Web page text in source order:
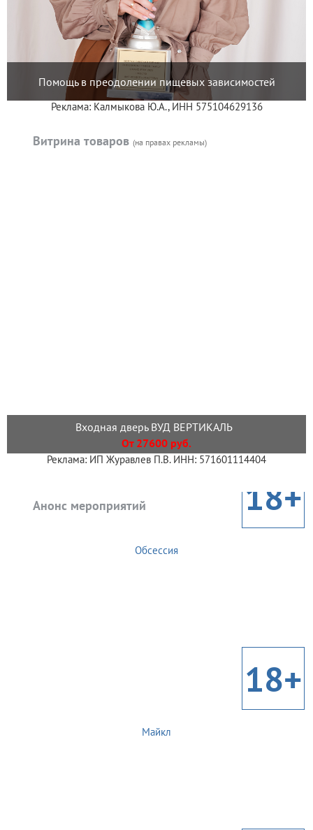
Помощь в преодолении пищевых зависимостей
Реклама: Калмыкова Ю.А., ИНН 575104629136
Витрина товаров (на правах рекламы)
Входная дверь ВУД ВЕРТИКАЛЬ
От 27600 руб.
Реклама: ИП Журавлев П.В. ИНН: 571601114404
Анонс мероприятий 18+
Обсессия
18+
Майкл